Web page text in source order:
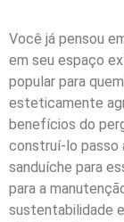
Você já pensou
em seu espaço
popular para
esteticamente
benefícios do
construí-lo passo
sanduíche para
para a
sustentabilidade